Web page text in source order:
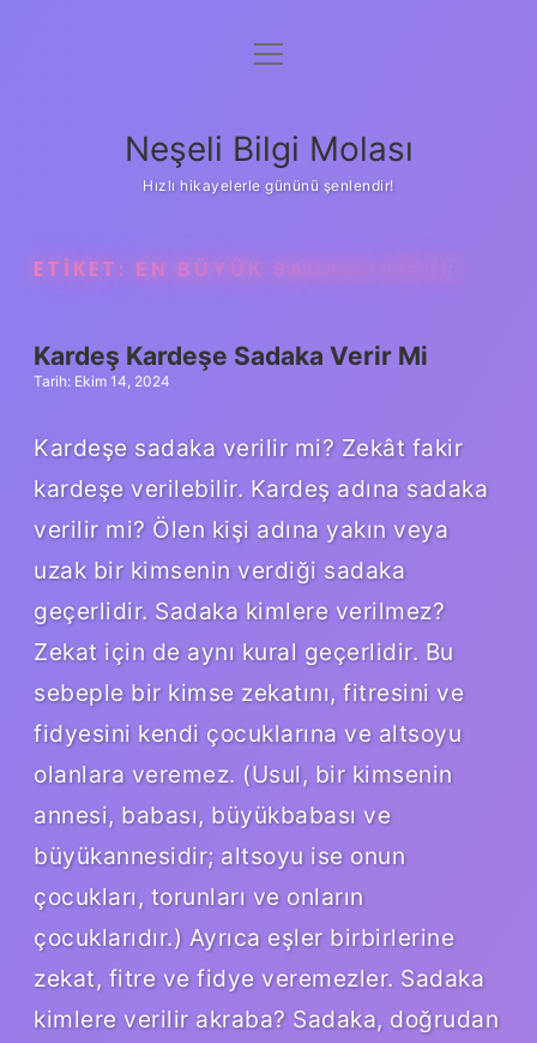
Anasayfa
Yasal Uyarı
menüyü
Neşeli Bilgi Molası
Hızlı hikayelerle gününü şenlendir!
ETIKET: EN BÜYÜK SADAKA NEDIR
Kardeş Kardeşe Sadaka Verir Mi
Tarih: Ekim 14, 2024
Kardeşe sadaka verilir mi? Zekât fakir
kardeşe verilebilir. Kardeş adına sadaka
verilir mi? Ölen kişi adına yakın veya
uzak bir kimsenin verdiği sadaka
geçerlidir. Sadaka kimlere verilmez?
Zekat için de aynı kural geçerlidir. Bu
sebeple bir kimse zekatını, fitresini ve
fidyesini kendi çocuklarına ve altsoyu
olanlara veremez. (Usul, bir kimsenin
annesi, babası, büyükbabası ve
büyükannesidir; altsoyu ise onun
çocukları, torunları ve onların
çocuklarıdır.) Ayrıca eşler birbirlerine
zekat, fitre ve fidye veremezler. Sadaka
kimlere verilir akraba? Sadaka, doğrudan